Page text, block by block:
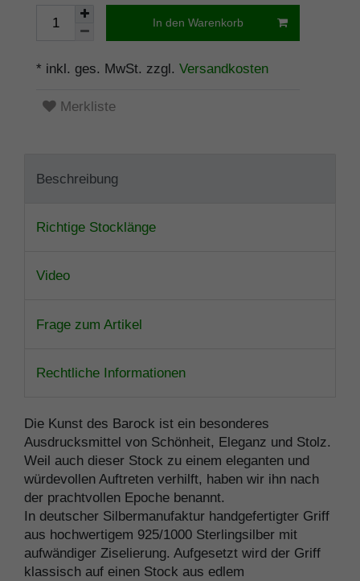
In den Warenkorb
* inkl. ges. MwSt. zzgl. Versandkosten
Merkliste
Beschreibung
Richtige Stocklänge
Video
Frage zum Artikel
Rechtliche Informationen
Die Kunst des Barock ist ein besonderes
Ausdrucksmittel von Schönheit, Eleganz und Stolz.
Weil auch dieser Stock zu einem eleganten und
würdevollen Auftreten verhilft, haben wir ihn nach
der prachtvollen Epoche benannt.
In deutscher Silbermanufaktur handgefertigter Griff
aus hochwertigem 925/1000 Sterlingsilber mit
aufwändiger Ziselierung. Aufgesetzt wird der Griff
klassisch auf einen Stock aus edlem